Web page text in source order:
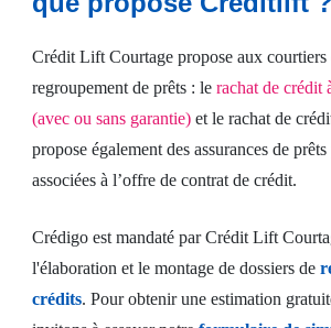
Crédit Lift Courtage propose aux courtiers
regroupement de prêts : le rachat de crédit
(avec ou sans garantie) et le rachat de
propose également des assurances de
associées à l’offre de contrat de crédit.
Crédigo est mandaté par Crédit Lift
l'élaboration et le montage de dossiers de
crédits. Pour obtenir une estimation